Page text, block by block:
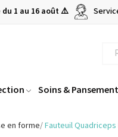
1 au 16 août ⚠️
Soins &
en forme Fauteuil